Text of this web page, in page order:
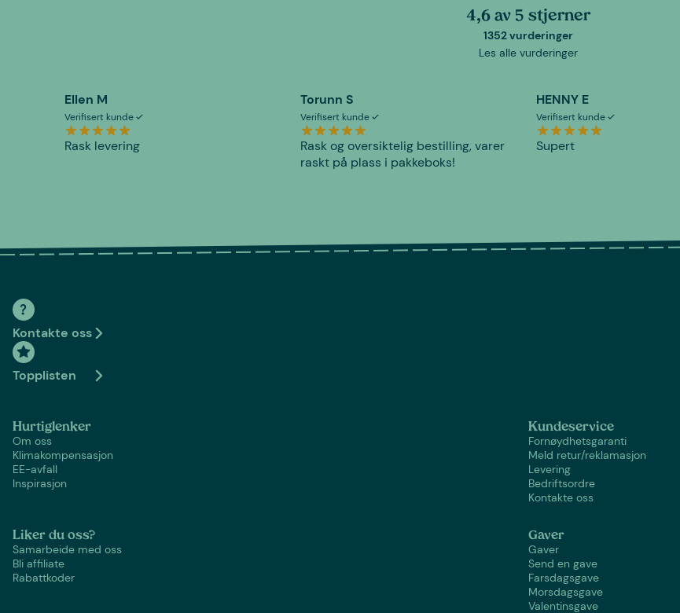
4,6 av 5 stjerner
1352 vurderinger
Les alle vurderinger
Ellen M
Verifisert kunde
Rask levering
Torunn S
Verifisert kunde
Rask og oversiktelig bestilling, varer
raskt på plass i pakkeboks!
HENNY E
Verifisert kunde
Supert
Kontakte oss
Topplisten
Hurtiglenker
Om oss
Klimakompensasjon
EE-avfall
Inspirasjon
Kundeservice
Fornøydhetsgaranti
Meld retur/reklamasjon
Levering
Bedriftsordre
Kontakte oss
Liker du oss?
Samarbeide med oss
Bli affiliate
Rabattkoder
Gaver
Gaver
Send en gave
Farsdagsgave
Morsdagsgave
Valentinsgave